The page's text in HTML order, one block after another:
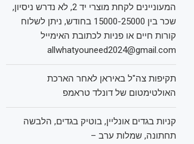
המעוניינים לקחת מוצרי יד 2, לא נדרש ניסיון,
שכר בין 15000-25000 בחודש, ניתן לשלוח
קורות חיים או פניות לכתובת האימייל
allwhatyouneed2024@gmail.com
תקיפות צה"ל באיראן לאחר הארכת
האולטימטום של דונלד טראמפ
קניות בגדים אונליין, בוטיק בגדים, הלבשה
תחתונה, שמלות ערב –